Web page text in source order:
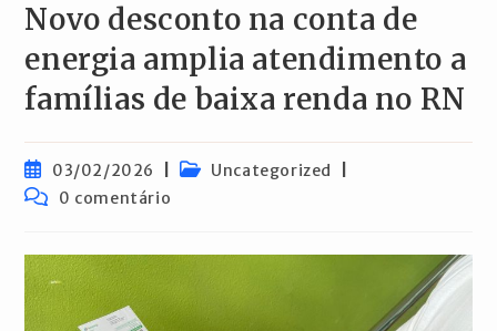
Novo desconto na conta de
energia amplia atendimento a
famílias de baixa renda no RN
Post
publicado:
03/02/2026
Categoria
Uncategorized
Comentários
0 comentário